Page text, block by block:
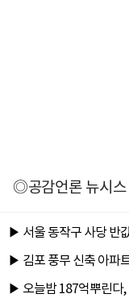
◎공감언론 뉴시스